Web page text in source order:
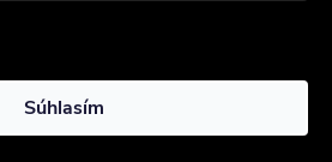
Súhlasím
Vytvoril Shoptet